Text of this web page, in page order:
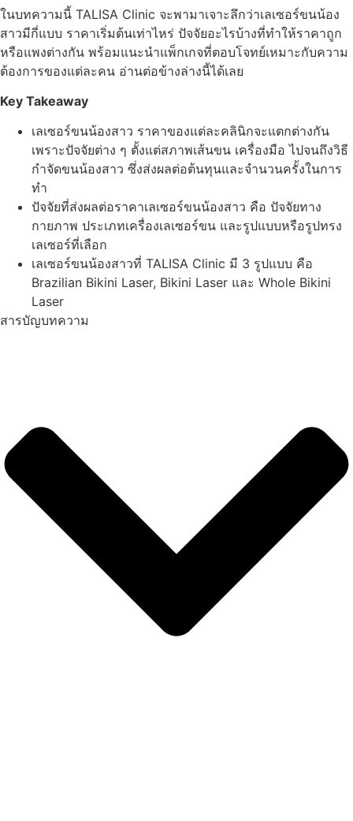
ในบทความนี้ TALISA Clinic จะพามาเจาะลึกว่าเลเซอร์ขนน้อง
สาวมีกี่แบบ ราคาเริ่มต้นเท่าไหร่ ปัจจัยอะไรบ้างที่ทำให้ราคาถูก
หรือแพงต่างกัน พร้อมแนะนำแพ็กเกจที่ตอบโจทย์เหมาะกับความ
ต้องการของแต่ละคน อ่านต่อข้างล่างนี้ได้เลย
Key Takeaway
เลเซอร์ขนน้องสาว ราคาของแต่ละคลินิกจะแตกต่างกัน
เพราะปัจจัยต่าง ๆ ตั้งแต่สภาพเส้นขน เครื่องมือ ไปจนถึงวิธี
กำจัดขนน้องสาว ซึ่งส่งผลต่อต้นทุนและจำนวนครั้งในการ
ทำ
ปัจจัยที่ส่งผลต่อราคาเลเซอร์ขนน้องสาว คือ ปัจจัยทาง
กายภาพ ประเภทเครื่องเลเซอร์ขน และรูปแบบหรือรูปทรง
เลเซอร์ที่เลือก
เลเซอร์ขนน้องสาวที่ TALISA Clinic มี 3 รูปแบบ คือ
Brazilian Bikini Laser, Bikini Laser และ Whole Bikini
Laser
สารบัญบทความ